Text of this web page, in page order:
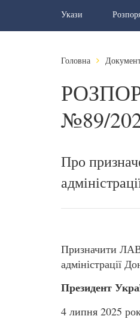
Укази
Головна
№89/
Про
Призначити
адміністрації
Президент
4 липня 2025